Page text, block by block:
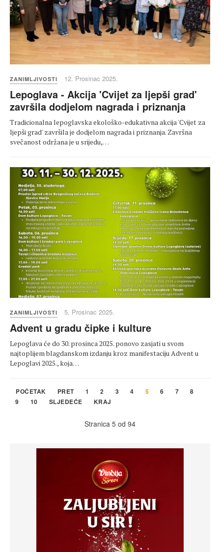
ZANIMLJIVOSTI 12. Prosinac 2025.
Lepoglava - Akcija 'Cvijet za ljepši grad'
završila dodjelom nagrada i priznanja
Tradicionalna lepoglavska ekološko-edukativna akcija 'Cvijet za
ljepši grad' završila je dodjelom nagrada i priznanja. Završna
svečanost održana je u srijedu,…
ZANIMLJIVOSTI 5. Prosinac 2025.
Advent u gradu čipke i kulture
Lepoglava će do 30. prosinca 2025. ponovo zasjati u svom
najtoplijem blagdanskom izdanju kroz manifestaciju Advent u
Lepoglavi 2025., koja…
POČETAK PRET 1 2 3 4 5 6 7
8
9
10 SLJEDEĆE KRAJ
Stranica 5 od 94